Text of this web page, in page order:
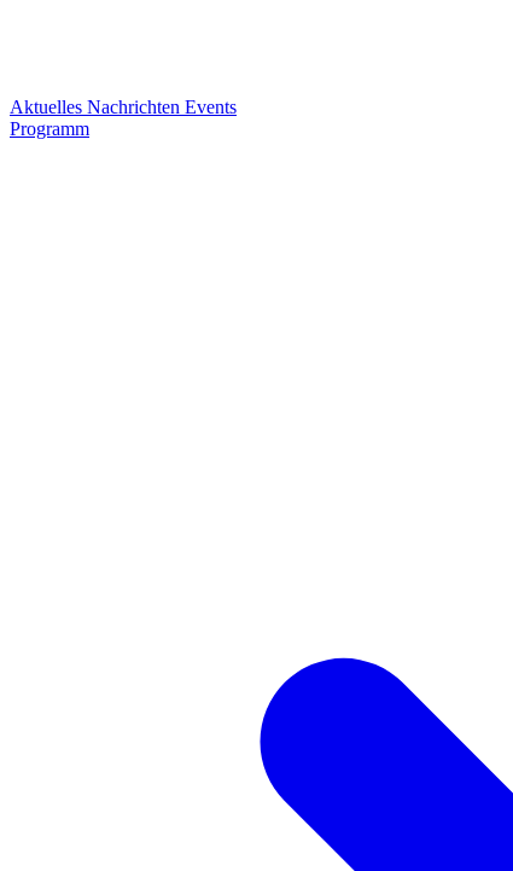
Aktuelles Nachrichten Events
Programm